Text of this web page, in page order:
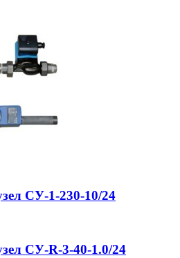
СУ-1-230-10/24
СУ-R-3-40-1.0/24